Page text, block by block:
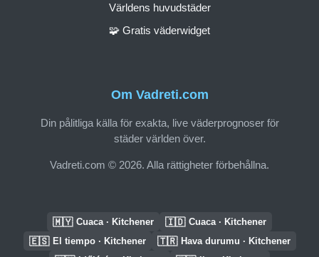
Om Vadreti.com
Din pålitliga källa för exakta, live väderprognoser för
städer världen över.
Vadreti.com © 2026. Alla rättigheter förbehållna.
Världens huvudstäder
🧩 Gratis väderwidget
🇲🇾 Cuaca · Kitchener 🇮🇩 Cuaca · Kitchener
🇪🇸 El tiempo · Kitchener 🇹🇷 Hava durumu · Kitchener